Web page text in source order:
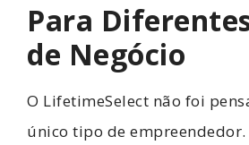
Para
de Negócio
O LifetimeSelect não foi
único tipo de